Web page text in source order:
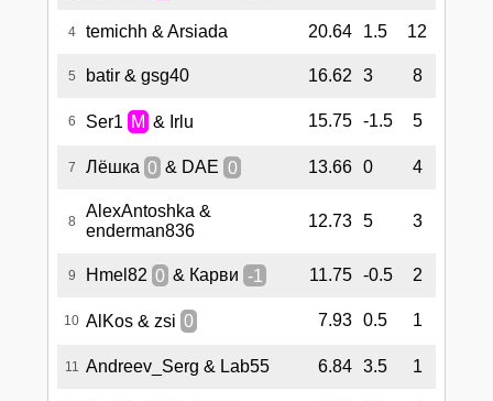
4 temichh & Arsiada 20.64 1.5 12
5 batir & gsg40 16.62 3 8
6 Ser1 M & Irlu 15.75 -1.5 5
7 Лёшка 0 & DAE 0 13.66 0 4
8
AlexAntoshka &
enderman836
12.73 5 3
9 Hmel82 0 & Карви -1 11.75 -0.5 2
10 AlKos & zsi 0 7.93 0.5 1
11 Andreev_Serg & Lab55 6.84 3.5 1